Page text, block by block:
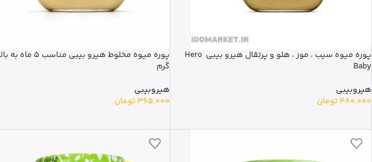
پوره میوه سیب ، موز ، هلو و پرتقال هیرو بیبی Hero
Baby
هیروبیبی
480,000تومان
گرم
هیروبیبی
365,000تومان